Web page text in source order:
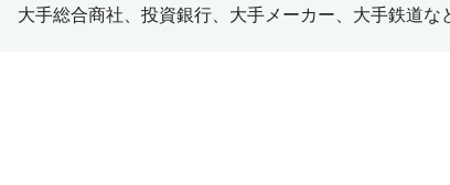
大手総合商社、投資銀行、大手メーカー、大手鉄道な